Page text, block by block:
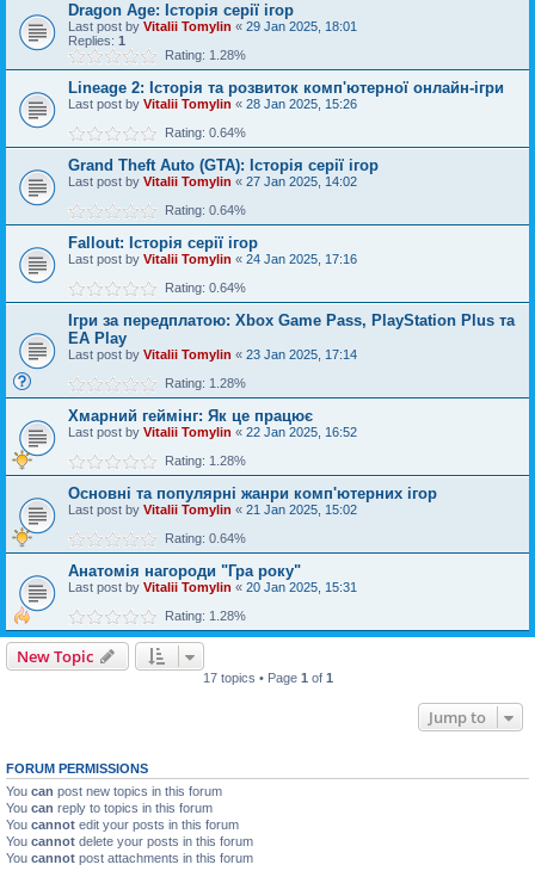
Dragon Age: Історія серії ігор
Last post by Vitalii Tomylin « 29 Jan 2025, 18:01
Replies: 1
Rating: 1.28%
Lineage 2: Історія та розвиток комп'ютерної онлайн-ігри
Last post by Vitalii Tomylin « 28 Jan 2025, 15:26
Rating: 0.64%
Grand Theft Auto (GTA): Історія серії ігор
Last post by Vitalii Tomylin « 27 Jan 2025, 14:02
Rating: 0.64%
Fallout: Історія серії ігор
Last post by Vitalii Tomylin « 24 Jan 2025, 17:16
Rating: 0.64%
Ігри за передплатою: Xbox Game Pass, PlayStation Plus та
EA Play
Last post by Vitalii Tomylin « 23 Jan 2025, 17:14
Rating: 1.28%
Хмарний геймінг: Як це працює
Last post by Vitalii Tomylin « 22 Jan 2025, 16:52
Rating: 1.28%
Основні та популярні жанри комп'ютерних ігор
Last post by Vitalii Tomylin « 21 Jan 2025, 15:02
Rating: 0.64%
Анатомія нагороди "Гра року"
Last post by Vitalii Tomylin « 20 Jan 2025, 15:31
Rating: 1.28%
New Topic
17 topics • Page 1 of 1
Jump to
FORUM PERMISSIONS
You can post new topics in this forum
You can reply to topics in this forum
You cannot edit your posts in this forum
You cannot delete your posts in this forum
You cannot post attachments in this forum